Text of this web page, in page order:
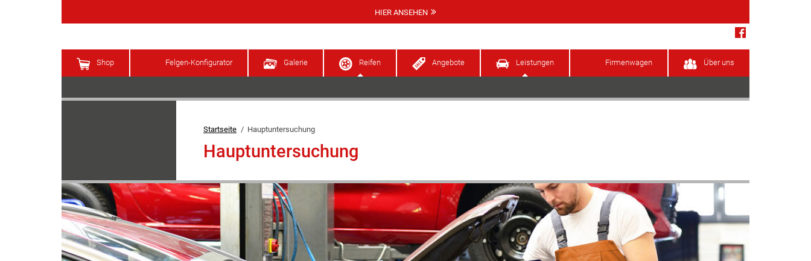
HIER ANSEHEN
Media
Shop Felgen-Konfigurator Galerie Reifen Angebote Leistungen Firmenwagen Über uns
Startseite Hauptuntersuchung
Hauptuntersuchung